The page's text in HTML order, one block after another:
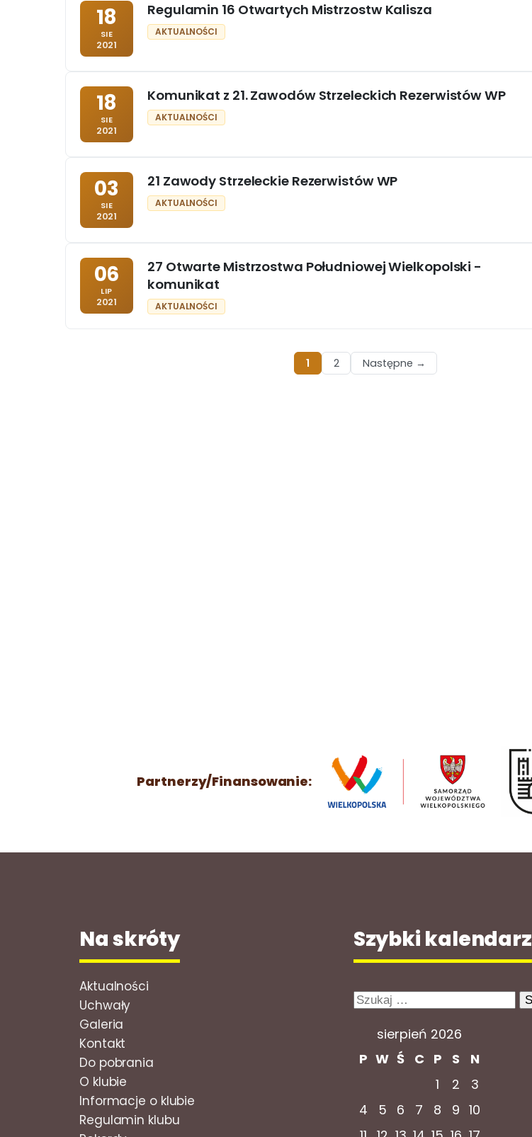
18
SIE
2021
Regulamin 16 Otwartych Mistrzostw Kalisza
AKTUALNOŚCI
18
SIE
2021
Komunikat z 21. Zawodów Strzeleckich Rezerwistów WP
AKTUALNOŚCI
03
SIE
2021
21 Zawody Strzeleckie Rezerwistów WP
AKTUALNOŚCI
06
LIP
2021
27 Otwarte Mistrzostwa Południowej Wielkopolski -
komunikat
AKTUALNOŚCI
1 2 Następne →
Partnerzy/Finansowanie:
Na skróty
Aktualności
Uchwały
Galeria
Kontakt
Do pobrania
O klubie
Informacje o klubie
Regulamin klubu
Szybki kalendarz
Szukaj:
sierpień 2026
P W Ś C P S
N
1
2
3
4
5 6 7 8 9 10